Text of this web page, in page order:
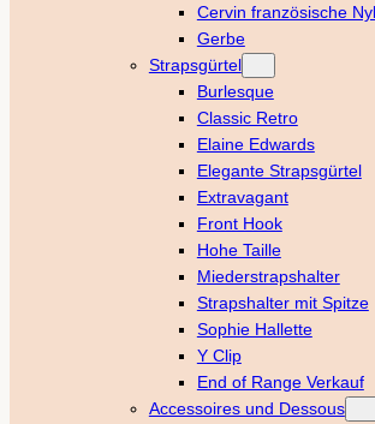
Cervin französische
Gerbe
Strapsgürtel
Burlesque
Classic Retro
Elaine Edwards
Elegante Strapsgürtel
Extravagant
Front Hook
Hohe Taille
Miederstrapshalter
Strapshalter mit Spitze
Sophie Hallette
Y Clip
End of Range Verkauf
Accessoires und Dessous